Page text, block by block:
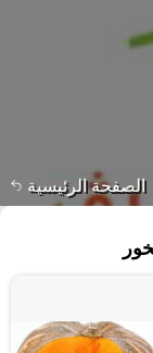
الصفحة الرئيسية